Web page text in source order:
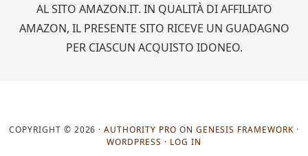
AL SITO AMAZON.IT. IN QUALITÀ DI AFFILIATO
AMAZON, IL PRESENTE SITO RICEVE UN GUADAGNO
PER CIASCUN ACQUISTO IDONEO.
COPYRIGHT © 2026 ·AUTHORITY PRO ON GENESIS FRAMEWORK·
WORDPRESS · LOG IN